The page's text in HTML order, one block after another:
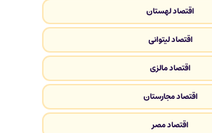
اقتصاد لهستان
اقتصاد لیتوانی
اقتصاد مالزی
اقتصاد مجارستان
اقتصاد مصر